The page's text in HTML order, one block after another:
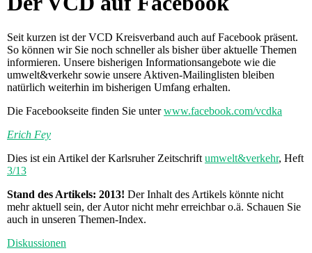
Seit kurzen ist der VCD Kreisverband auch auf Facebook präsent.
So können wir Sie noch schneller als bisher über aktuelle Themen
informieren. Unsere bisherigen Informationsangebote wie die
umwelt&verkehr sowie unsere Aktiven-Mailinglisten bleiben
natürlich weiterhin im bisherigen Umfang erhalten.
Die Facebookseite finden Sie unterwww.facebook.com/vcdka
Erich Fey
Dies ist ein Artikel der Karlsruher Zeitschrift umwelt&verkehr, Heft
3/13
Stand des Artikels: 2013! Der Inhalt des Artikels könnte nicht
mehr aktuell sein, der Autor nicht mehr erreichbar o.ä. Schauen Sie
auch in unseren Themen-Index.
Diskussionen